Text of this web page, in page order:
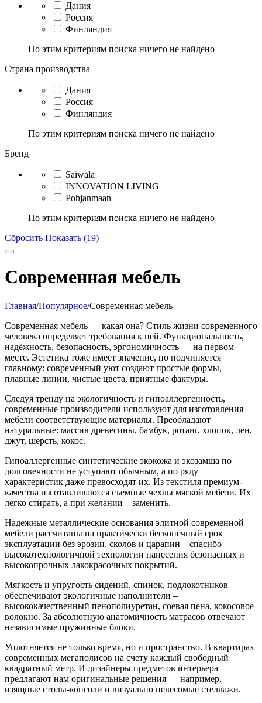
Дания
Россия
Финляндия
По этим критериям поиска ничего не найдено
Страна производства
Дания
Россия
Финляндия
По этим критериям поиска ничего не найдено
Бренд
Saiwala
INNOVATION LIVING
Pohjanmaan
По этим критериям поиска ничего не найдено
Сбросить Показать (19)
Современная мебель
Главная/Популярное/Современная мебель
Современная мебель — какая она? Стиль жизни современного
человека определяет требования к ней. Функциональность,
надёжность, безопасность, эргономичность — на первом
месте. Эстетика тоже имеет значение, но подчиняется
главному: современный уют создают простые формы,
плавные линии, чистые цвета, приятные фактуры.
Следуя тренду на экологичность и гипоаллергенность,
современные производители используют для изготовления
мебели соответствующие материалы. Преобладают
натуральные: массив древесины, бамбук, ротанг, хлопок, лен,
джут, шерсть, кокос.
Гипоаллергенные синтетические экокожа и экозамша по
долговечности не уступают обычным, а по ряду
характеристик даже превосходят их. Из текстиля премиум-
качества изготавливаются съемные чехлы мягкой мебели. Их
легко стирать, а при желании – заменить.
Надежные металлические основания элитной современной
мебели рассчитаны на практически бесконечный срок
эксплуатации без эрозии, сколов и царапин – спасибо
высокотехнологичной технологии нанесения безопасных и
высокопрочных лакокрасочных покрытий.
Мягкость и упругость сидений, спинок, подлокотников
обеспечивают экологичные наполнители –
высококачественный пенополиуретан, соевая пена, кокосовое
волокно. За абсолютную анатомичность матрасов отвечают
независимые пружинные блоки.
Уплотняется не только время, но и пространство. В квартирах
современных мегаполисов на счету каждый свободный
квадратный метр. И дизайнеры предметов интерьера
предлагают нам оригинальные решения — например,
изящные столы-консоли и визуально невесомые стеллажи.